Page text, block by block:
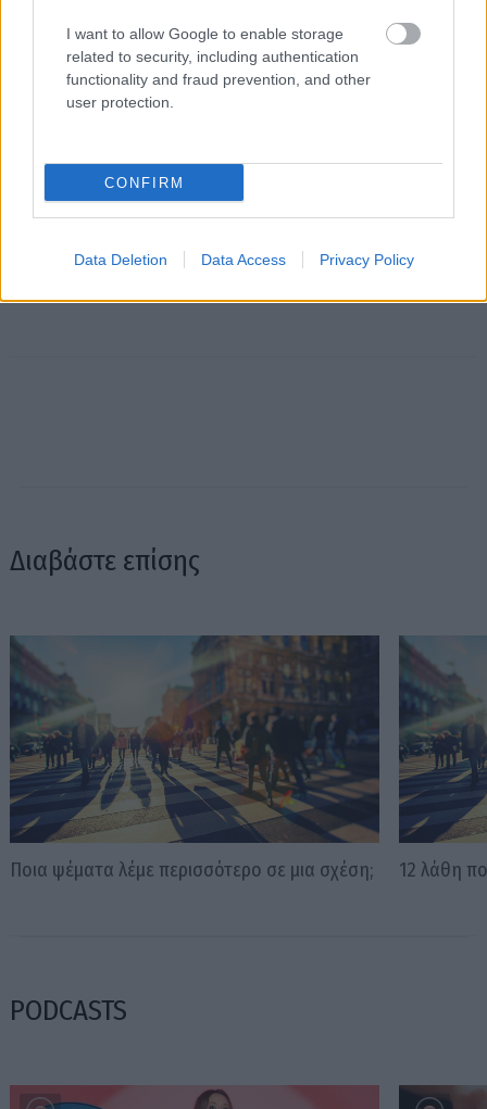
I want to allow Google to enable storage
related to security, including authentication
functionality and fraud prevention, and other
user protection.
CONFIRM
Data Deletion Data Access Privacy Policy
Διαβάστε επίσης
Ποια ψέματα λέμε περισσότερο σε μια σχέση; 12 λάθη
PODCASTS